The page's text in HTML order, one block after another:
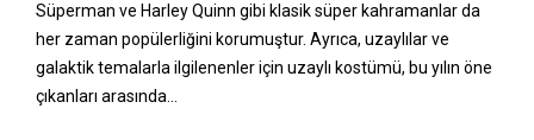
Süperman ve Harley Quinn gibi klasik süper kahramanlar da
her zaman popülerliğini korumuştur. Ayrıca, uzaylılar ve
galaktik temalarla ilgilenenler için uzaylı kostümü, bu yılın öne
çıkanları arasında…